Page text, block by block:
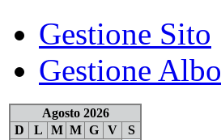
Gestione Sito
Gestione Albo
Agosto 2026
D
L M M G V
S